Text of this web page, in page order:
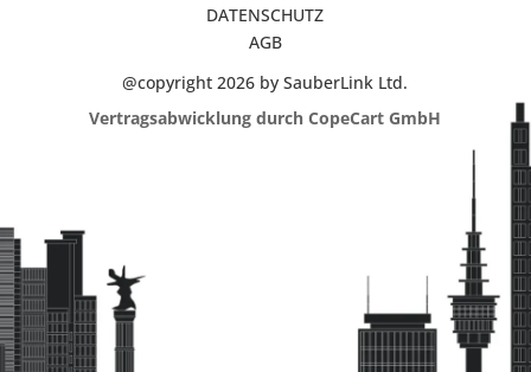
DATENSCHUTZ
AGB
@copyright 2026 by SauberLink Ltd.
Vertragsabwicklung durch CopeCart GmbH